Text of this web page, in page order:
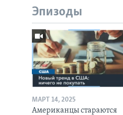
Эпизоды
МАРТ 14, 2025
Американцы стараются